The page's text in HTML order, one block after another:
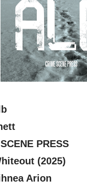
PRESS
(2025)
Arion